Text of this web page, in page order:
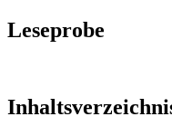
Leseprobe